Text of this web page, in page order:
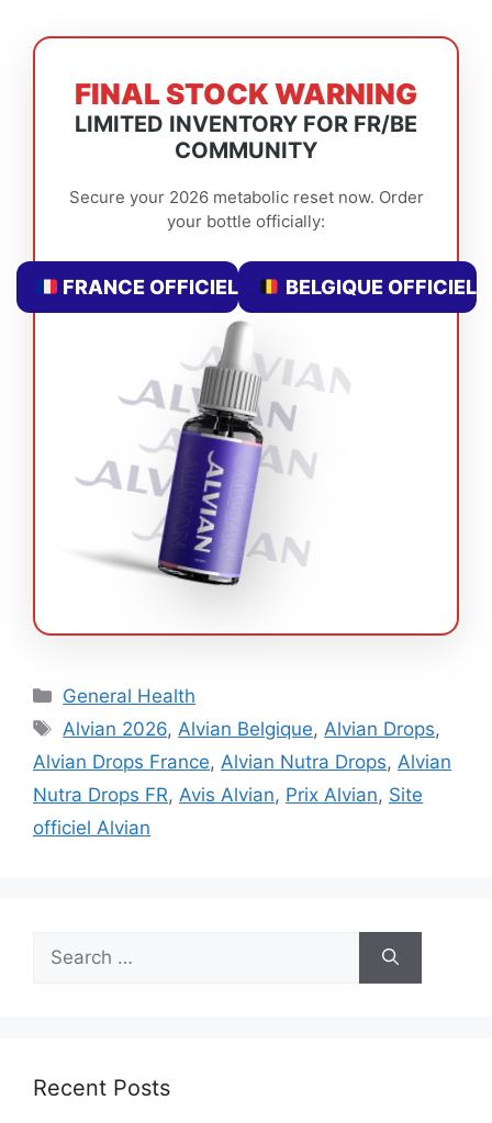
FINAL STOCK WARNING
LIMITED INVENTORY FOR FR/BE
COMMUNITY
Secure your 2026 metabolic reset now. Order
your bottle officially:
FRANCE OFFICIEL BELGIQUE OFFICIEL
Categories
General Health
Tags
Alvian 2026, Alvian Belgique, Alvian Drops,
Alvian Drops France, Alvian Nutra Drops, Alvian
Nutra Drops FR, Avis Alvian, Prix Alvian, Site
officiel Alvian
for:
Recent Posts